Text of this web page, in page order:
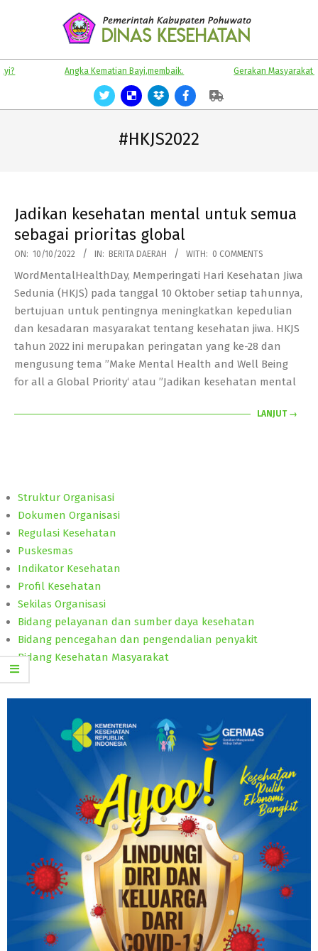
KABUPATEN
POHUWATO
Primary
Angka Kematian Bayi,membaik. Gerakan Masyarakat
#HKJS2022
Jadikan kesehatan mental untuk semua
sebagai prioritas global
2022-
10-
10
ON: 10/10/2022 IN: BERITA DAERAH WITH: 0 COMMENTS
WordMentalHealthDay, Memperingati Hari Kesehatan Jiwa
Sedunia (HKJS) pada tanggal 10 Oktober setiap tahunnya,
bertujuan untuk pentingnya meningkatkan kepedulian
dan kesadaran masyarakat tentang kesehatan jiwa. HKJS
tahun 2022 ini merupakan peringatan yang ke-28 dan
mengusung tema ”Make Mental Health and Well Being
for all a Global Priority‘ atau ”Jadikan kesehatan mental
LANJUT →
Struktur Organisasi
Dokumen Organisasi
Regulasi Kesehatan
Puskesmas
Indikator Kesehatan
Profil Kesehatan
Sekilas Organisasi
Bidang pelayanan dan sumber daya kesehatan
Bidang pencegahan dan pengendalian penyakit
Bidang Kesehatan Masyarakat